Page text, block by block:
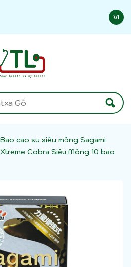
VI
Bao cao su siêu mỏng Sagami
Xtreme Cobra Siêu Mỏng 10 bao